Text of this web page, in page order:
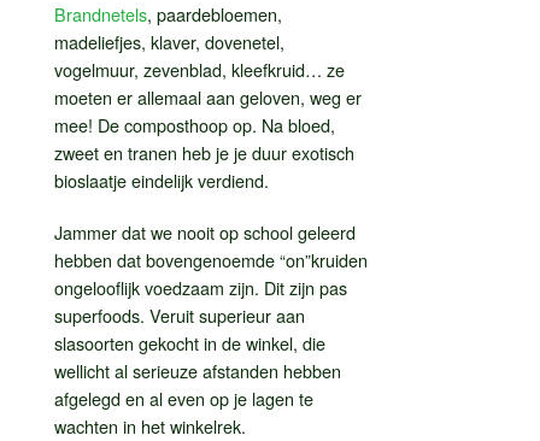
Brandnetels, paardebloemen,
madeliefjes, klaver, dovenetel,
vogelmuur, zevenblad, kleefkruid… ze
moeten er allemaal aan geloven, weg er
mee! De composthoop op. Na bloed,
zweet en tranen heb je je duur exotisch
bioslaatje eindelijk verdiend.
Jammer dat we nooit op school geleerd
hebben dat bovengenoemde “on”kruiden
ongelooflijk voedzaam zijn. Dit zijn pas
superfoods. Veruit superieur aan
slasoorten gekocht in de winkel, die
wellicht al serieuze afstanden hebben
afgelegd en al even op je lagen te
wachten in het winkelrek.